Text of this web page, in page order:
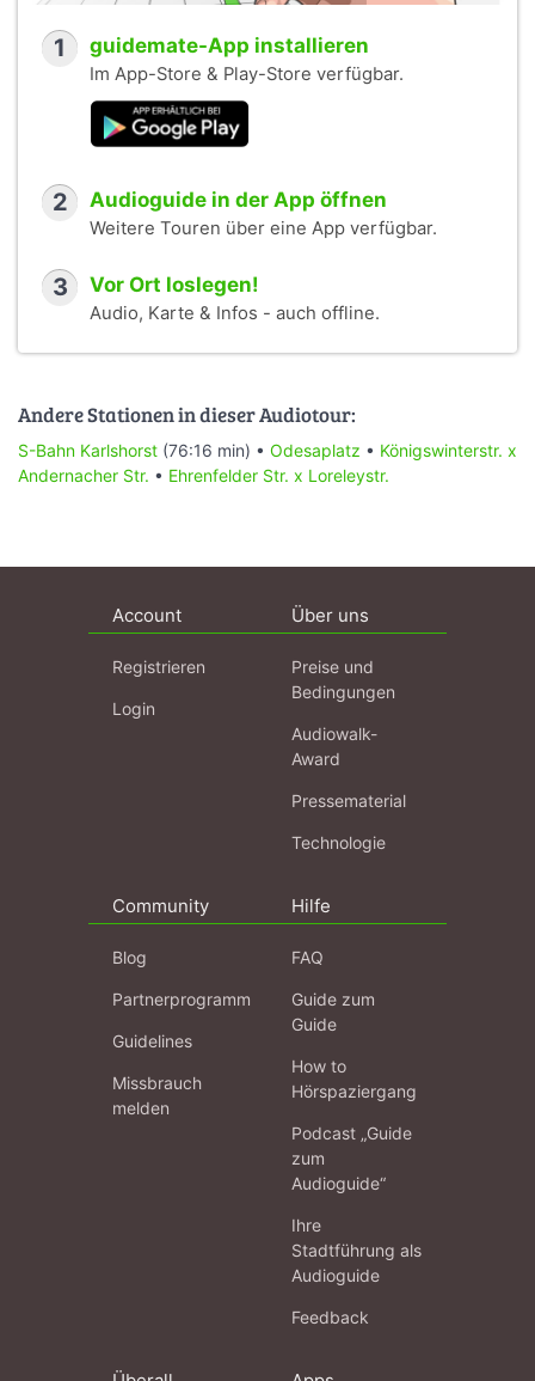
1 guidemate-App installieren
Im App-Store & Play-Store verfügbar.
2 Audioguide in der App öffnen
Weitere Touren über eine App verfügbar.
3 Vor Ort loslegen!
Audio, Karte & Infos - auch offline.
Andere Stationen in dieser Audiotour:
S-Bahn Karlshorst (76:16 min) • Odesaplatz • Königswinterstr. x
Andernacher Str. • Ehrenfelder Str. x Loreleystr.
Account
Registrieren
Login
Über uns
Preise und
Bedingungen
Audiowalk-
Award
Pressematerial
Technologie
Community
Blog
Partnerprogramm
Guidelines
Missbrauch
melden
Hilfe
FAQ
Guide zum
Guide
How to
Hörspaziergang
Podcast „Guide
zum
Audioguide“
Ihre
Stadtführung als
Audioguide
Feedback